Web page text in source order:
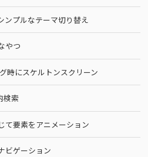
プルなテーマ切り替え
やつ
時にスケルトンスクリーン
検索
て要素をアニメーション
ビゲーション